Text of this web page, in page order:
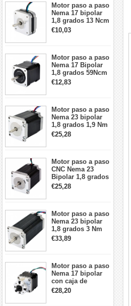
Motor paso a paso
Nema 17 bipolar
1,8 grados 13 Ncm
1A 3,5 V
42x42x20mm 4
€10,03
Motor paso a paso
Nema 17 Bipolar
1,8 grados 59Ncm
2A 42x48mm 4
cables compatible
€12,83
Motor paso a paso
Nema 23 bipolar
1,8 grados 1,9 Nm
2,8 A 3,2 V
57x57x76mm 4
€25,28
Motor paso a paso
CNC Nema 23
Bipolar 1,8 grados
1,9 Nm 3A 3,36 V
57x57x76mm 4
€25,28
Motor paso a paso
Nema 23 bipolar
1,8 grados 3 Nm
4,2A 57x57x114mm
motor paso a paso
€33,89
Motor paso a paso
Nema 17 bipolar
con caja de
cambios planetaria
5:1 longitud 33mm
€28,20